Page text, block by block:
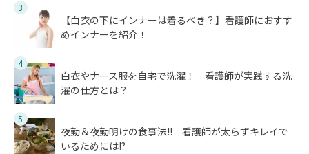
3
【白衣の下にインナーは着るべき？】看護師におすす
めインナーを紹介！
4
白衣やナース服を自宅で洗濯！ 看護師が実践する洗
濯の仕方とは？
5
夜勤＆夜勤明けの食事法!! 看護師が太らずキレイで
いるためには!?